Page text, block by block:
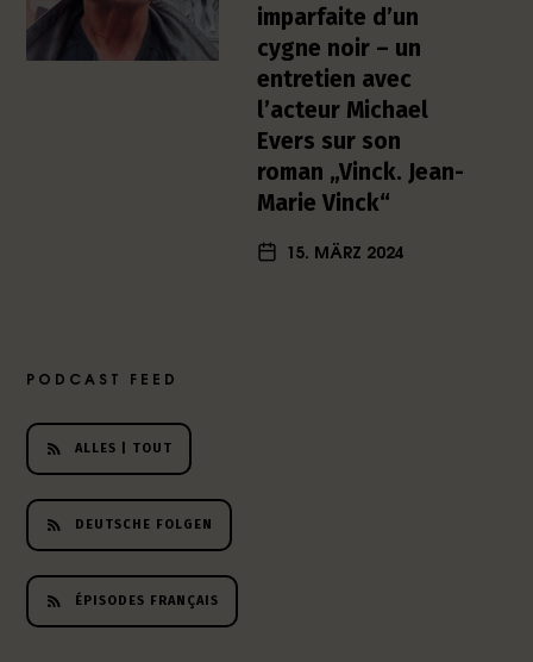
imparfaite d’un
cygne noir – un
entretien avec
l’acteur Michael
Evers sur son
roman „Vinck. Jean-
Marie Vinck“
15. MÄRZ 2024
PODCAST FEED
ALLES | TOUT
DEUTSCHE FOLGEN
ÉPISODES FRANÇAIS